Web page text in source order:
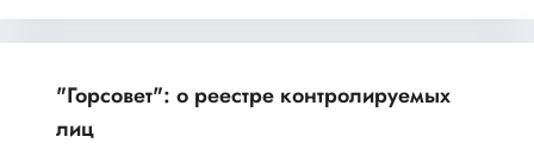
"Горсовет": о реестре контролируемых
лиц